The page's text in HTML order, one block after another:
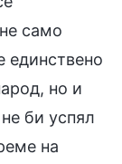
само
единствено
но и
би успял
на